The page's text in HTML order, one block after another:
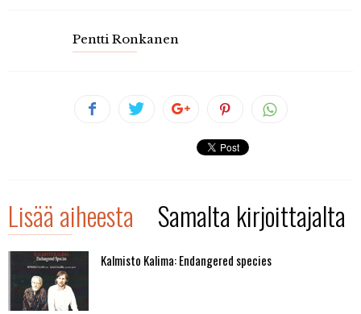
Pentti Ronkanen
Lisää aiheesta Samalta kirjoittajalta
Kalmisto Kalima: Endangered species